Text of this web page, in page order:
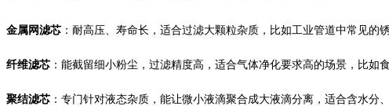
金属网滤芯 ：耐高压、寿命长，适合过滤大颗粒杂质，比如工业管道中常见的
纤维滤芯 ：能截留细小粉尘，过滤精度高，适合气体净化要求高的场景，比如
聚结滤芯 ：专门针对液态杂质，能让微小液滴聚合成大液滴分离，适合含水分